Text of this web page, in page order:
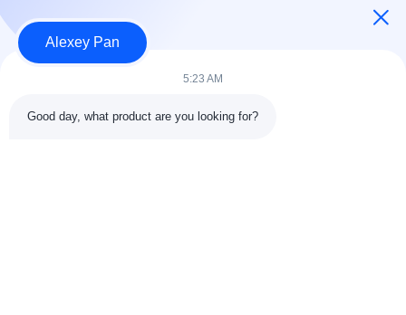
Categorieën
Rubber het Mengen zich Molenmachine
Alexey Pan
5:23 AM
Good day, what product are you looking for?